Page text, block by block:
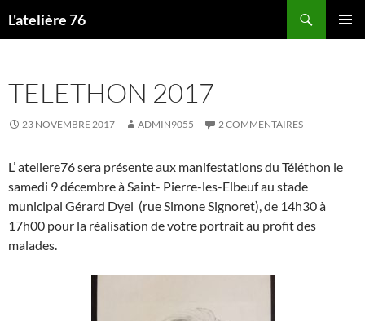
au
L'atelière 76
TELETHON 2017
23 NOVEMBRE 2017 ADMIN9055 2 COMMENTAIRES
L’ ateliere76 sera présente aux manifestations du Téléthon le
samedi 9 décembre à Saint- Pierre-les-Elbeuf au stade
municipal Gérard Dyel (rue Simone Signoret), de 14h30 à
17h00 pour la réalisation de votre portrait au profit des
malades.